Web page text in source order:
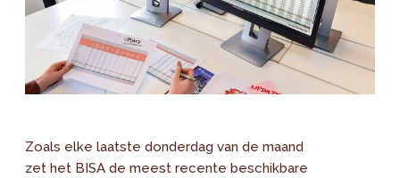
Zoals elke laatste donderdag van de maand
zet het BISA de meest recente beschikbare